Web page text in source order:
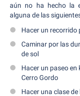
aún no ha hecho la
alguna de las
Hacer un recorrido
Caminar por las
de sol
Hacer un paseo
Cerro Gordo
Hacer una clase